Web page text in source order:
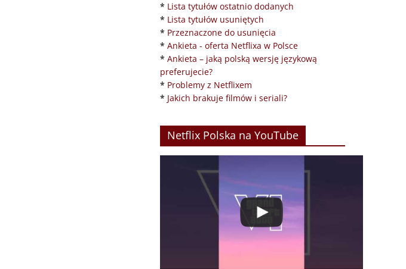
* Lista tytułów ostatnio dodanych
* Lista tytułów usuniętych
* Przeznaczone do usunięcia
* Ankieta - oferta Netflixa w Polsce
* Ankieta – jaką polską wersję językową
preferujecie?
* Problemy z Netflixem
* Jakich brakuje filmów i seriali?
Netflix Polska na YouTube